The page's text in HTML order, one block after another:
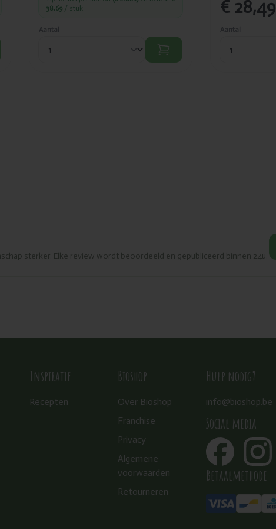
38,69 / stuk
Aantal
€ 28,49
Aantal
sterker. Elke review wordt beoordeeld en gepubliceerd binnen 24u.
Inspiratie
Recepten
Bioshop
Over Bioshop
Franchise
Privacy
Algemene
voorwaarden
Retourneren
Hulp nodig?
info@bioshop.be
Social media
Betaalmethode